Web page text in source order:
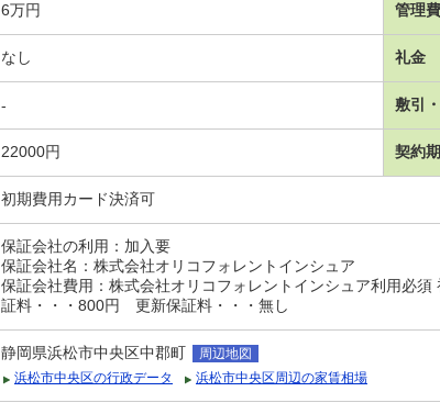
6万円 管理
なし 礼金
- 敷引
22000円 契約
初期費用カード決済可
保証会社の利用：加入要
保証会社名：株式会社オリコフォレントインシュア
保証会社費用：株式会社オリコフォレントインシュア利用必
証料・・・800円 更新保証料・・・無し
静岡県浜松市中央区中郡町
周辺地図
浜松市中央区の行政データ
浜松市中央区周辺の家賃相場